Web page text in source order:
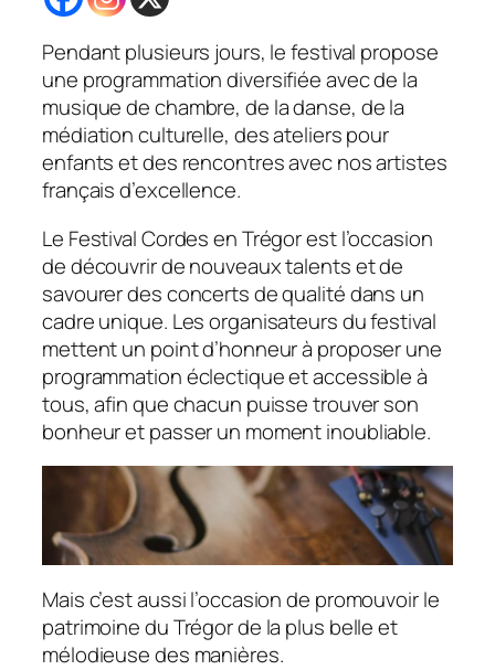
Pendant plusieurs jours, le festival propose
une programmation diversifiée avec de la
musique de chambre, de la danse, de la
médiation culturelle, des ateliers pour
enfants et des rencontres avec nos artistes
français d’excellence.
Le Festival Cordes en Trégor est l’occasion
de découvrir de nouveaux talents et de
savourer des concerts de qualité dans un
cadre unique. Les organisateurs du festival
mettent un point d’honneur à proposer une
programmation éclectique et accessible à
tous, afin que chacun puisse trouver son
bonheur et passer un moment inoubliable.
Mais c’est aussi l’occasion de promouvoir le
patrimoine du Trégor de la plus belle et
mélodieuse des manières.